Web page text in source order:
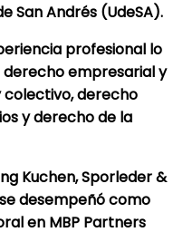
San Andrés (UdeSA).
profesional lo
empresarial y
colectivo, derecho
y derecho de la
Kuchen, Sporleder &
desempeñó como
en MBP Partners